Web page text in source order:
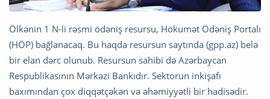
Ölkənin 1 N-li rəsmi ödəniş resursu, Hökumət Ödəniş Portalı
(HÖP) bağlanacaq. Bu haqda resursun saytında (gpp.az) belə
bir elan dərc olunub. Resursun sahibi də Azərbaycan
Respublikasının Mərkəzi Bankıdır. Sektorun inkişafı
baxımından çox diqqətçəkən və əhəmiyyətli bir hadisədir.